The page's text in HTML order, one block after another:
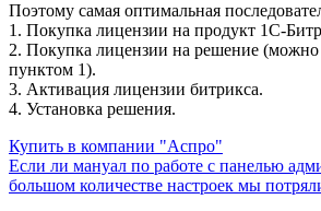
Поэтому самая оптимальная
1. Покупка лицензии на продукт 1С-
2. Покупка лицензии на решение (можно
пунктом 1).
3. Активация лицензии битрикса.
4. Установка решения.
Купить в компании "Аспро"
Если ли мануал по работе с панелью
большом количестве настроек мы